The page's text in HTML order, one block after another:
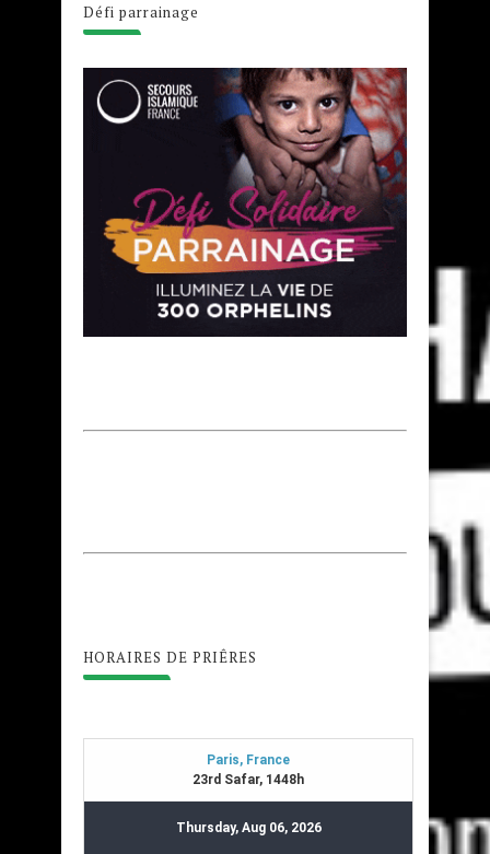
Défi parrainage
HORAIRES DE PRIÊRES